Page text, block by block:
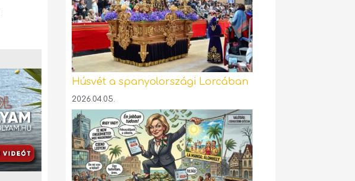
Húsvét a spanyolországi Lorcában
2026.04.05.